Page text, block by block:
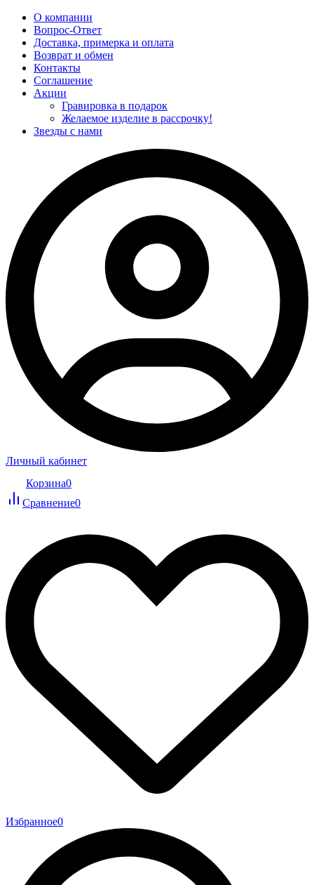
О компании
Вопрос-Ответ
Доставка, примерка и оплата
Возврат и обмен
Контакты
Соглашение
Акции
Гравировка в подарок
Желаемое изделие в рассрочку!
Звезды с нами
Личный кабинет
Корзина0
Сравнение0
Избранное0